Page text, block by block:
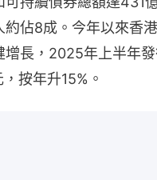
約佔8成。今年以來香
增長，2025年上半年
按年升15%。